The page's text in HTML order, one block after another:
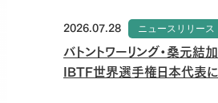
2026.07.28 ニュースリリース
バトントワーリング・桑元結
IBTF世界選手権日本代表に